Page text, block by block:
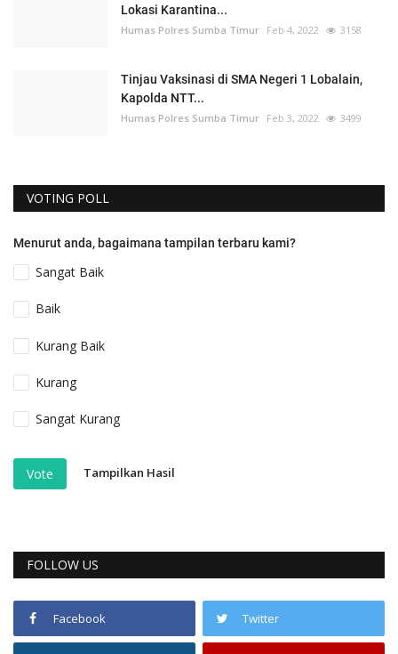
Lokasi Karantina...
Humas Polres Sumba Timur Feb 4, 2022 3158
Tinjau Vaksinasi di SMA Negeri 1 Lobalain,
Kapolda NTT...
Humas Polres Sumba Timur Feb 3, 2022 3499
VOTING POLL
Menurut anda, bagaimana tampilan terbaru kami?
Sangat Baik
Baik
Kurang Baik
Kurang
Sangat Kurang
Vote Tampilkan Hasil
FOLLOW US
Facebook Twitter